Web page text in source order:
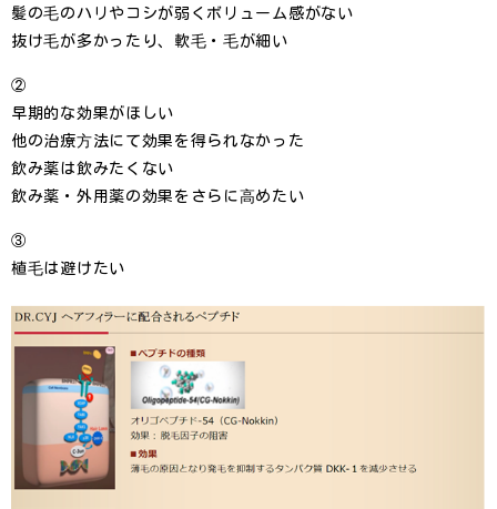
髪の⽑のハリやコシが弱くボリューム感がない
抜け⽑が多かったり、軟⽑・⽑が細い
②
早期的な効果がほしい
他の治療⽅法にて効果を得られなかった
飲み薬は飲みたくない
飲み薬・外用薬の効果をさらに⾼めたい
③
植⽑は避けたい